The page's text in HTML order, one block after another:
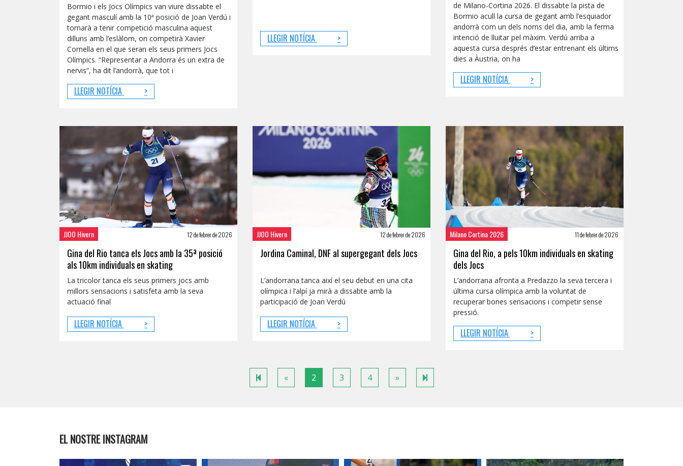
Bormio i els Jocs Olímpics van viure dissabte el
gegant masculí amb la 10ª posició de Joan Verdú i
tornarà a tenir competició masculina aquest
dilluns amb l’eslàlom, on competirà Xavier
Cornella en el que seran els seus primers Jocs
Olímpics. “Representar a Andorra és un extra de
nervis”, ha dit l’andorrà, que tot i
LLEGIR NOTÍCIA >
LLEGIR NOTÍCIA >
de Milano-Cortina 2026. El dissabte la pista de
Bormio acull la cursa de gegant amb l’esquiador
andorrà com un dels noms del dia, amb la ferma
intenció de lluitar pel màxim. Verdú arriba a
aquesta cursa després d’estar entrenant els últims
dies a Àustria, on ha
LLEGIR NOTÍCIA >
JJOO Hivern 12 de febrer de 2026
Gina del Rio tanca els Jocs amb la 35ª posició
als 10km individuals en skating
La tricolor tanca els seus primers jocs amb
millors sensacions i satisfeta amb la seva
actuació final
LLEGIR NOTÍCIA >
JJOO Hivern 12 de febrer de 2026
Jordina Caminal, DNF al supergegant dels Jocs
L’andorrana tanca així el seu debut en una cita
olímpica i l’alpí ja mirà a dissabte amb la
participació de Joan Verdú
LLEGIR NOTÍCIA >
Milano Cortina 2026 11 de febrer de 2026
Gina del Rio, a pels 10km individuals en skating
dels Jocs
L’andorrana afronta a Predazzo la seva tercera i
última cursa olímpica amb la voluntat de
recuperar bones sensacions i competir sense
pressió.
LLEGIR NOTÍCIA >
«Previous
page
2 3 4 »Next
page
68
EL NOSTRE INSTAGRAM